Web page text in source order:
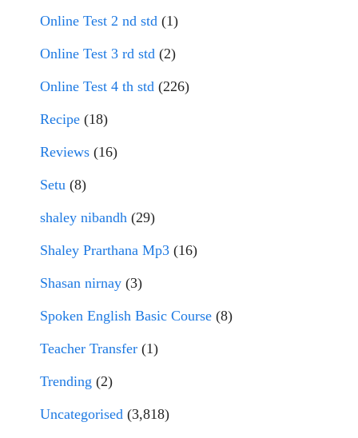
Online Test 2 nd std (1)
Online Test 3 rd std (2)
Online Test 4 th std (226)
Recipe (18)
Reviews (16)
Setu (8)
shaley nibandh (29)
Shaley Prarthana Mp3 (16)
Shasan nirnay (3)
Spoken English Basic Course (8)
Teacher Transfer (1)
Trending (2)
Uncategorised (3,818)